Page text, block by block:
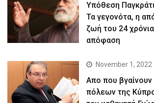
Yπόθεση
Τα γεγονότα, η
ζωή του 24
απόφαση
November 1, 2022
Απο που
πόλεων της